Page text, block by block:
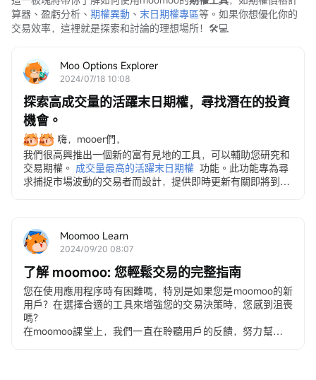
算器、盈虧分析、 期權異動 、 末日期權專區等。如果你想優化你的
交易效率，這裡就是探索和討論的理想場所！🛠️💻
Moo Options Explorer
2024/07/18 10:08
探索高成交量的活躍末日期權，尋找潛在的投資
機會。
嗨，mooer們，
我們很高興推出一個新的富有見地的工具，可以輔助您研究和
交易期權。 成交量最高的活躍末日期權 功能。此功能專為尋
求捕捉市場波動的交易者而設計，提供即時更新有關即將到期
Moomoo Learn
2024/09/20 08:07
了解 moomoo: 您輕鬆交易的完整指南
您在使用應用程序時有困難嗎，特別是如果您是moomoo的新
用戶？在選擇合適的工具來增強您的交易決策時，您感到沮喪
嗎？
在moomoo課堂上，我們一直在聆聽用戶的反饋，努力幫助您